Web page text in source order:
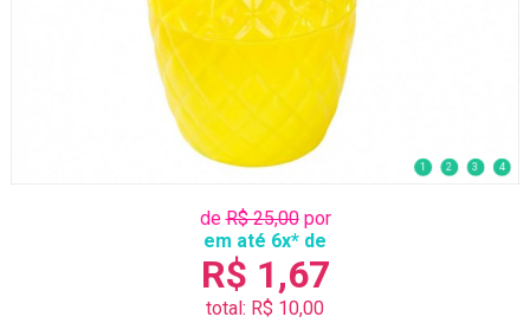
1 2 3 4
deR$ 25,00por
em até 6x* de
R$ 1,67
total: R$ 10,00